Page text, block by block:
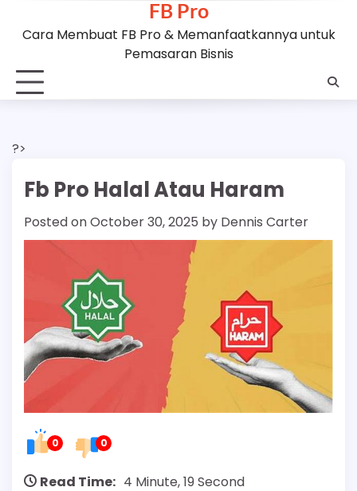
FB Pro
Cara Membuat FB Pro & Memanfaatkannya untuk
Pemasaran Bisnis
?>
Fb Pro Halal Atau Haram
Posted onOctober 30, 2025 by Dennis Carter
0 0
Read Time: 4 Minute, 19 Second